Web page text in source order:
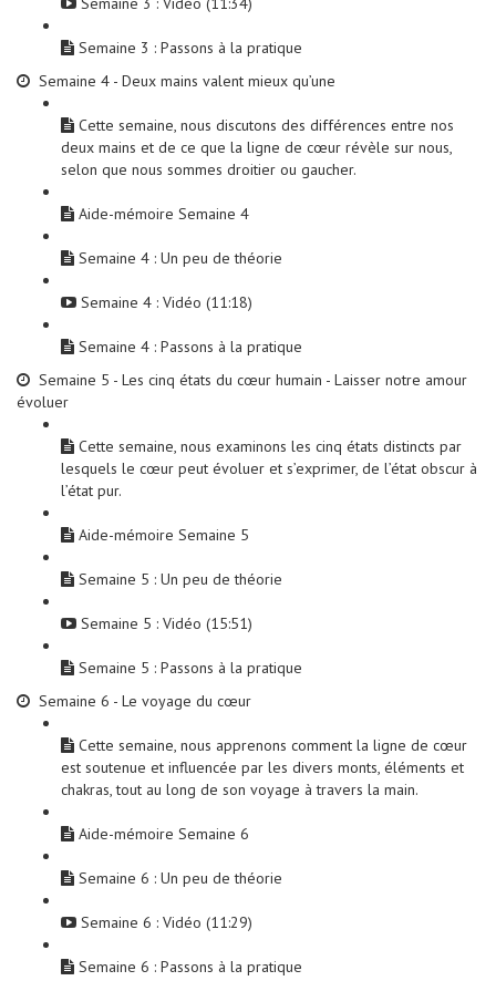
Semaine 3 : Passons à la pratique
Semaine 4 - Deux mains valent mieux qu’une
Cette semaine, nous discutons des différences entre nos
deux mains et de ce que la ligne de cœur révèle sur nous,
selon que nous sommes droitier ou gaucher.
Aide-mémoire Semaine 4
Semaine 4 : Un peu de théorie
Semaine 4 : Vidéo (11:18)
Semaine 4 : Passons à la pratique
Semaine 5 - Les cinq états du cœur humain - Laisser notre amour
évoluer
Cette semaine, nous examinons les cinq états distincts par
lesquels le cœur peut évoluer et s’exprimer, de l’état obscur à
l’état pur.
Aide-mémoire Semaine 5
Semaine 5 : Un peu de théorie
Semaine 5 : Vidéo (15:51)
Semaine 5 : Passons à la pratique
Semaine 6 - Le voyage du cœur
Cette semaine, nous apprenons comment la ligne de cœur
est soutenue et influencée par les divers monts, éléments et
chakras, tout au long de son voyage à travers la main.
Aide-mémoire Semaine 6
Semaine 6 : Un peu de théorie
Semaine 6 : Vidéo (11:29)
Semaine 6 : Passons à la pratique